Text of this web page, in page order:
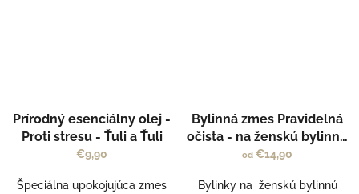
Prírodný esenciálny olej -
Proti stresu - Ťuli a Ťuli
€9,90
Špeciálna upokojujúca zmes
Bylinná zmes Pravidelná
očista - na ženskú bylinnú
náparku - Steamy
od €14,90
Bylinky na ženskú bylinnú